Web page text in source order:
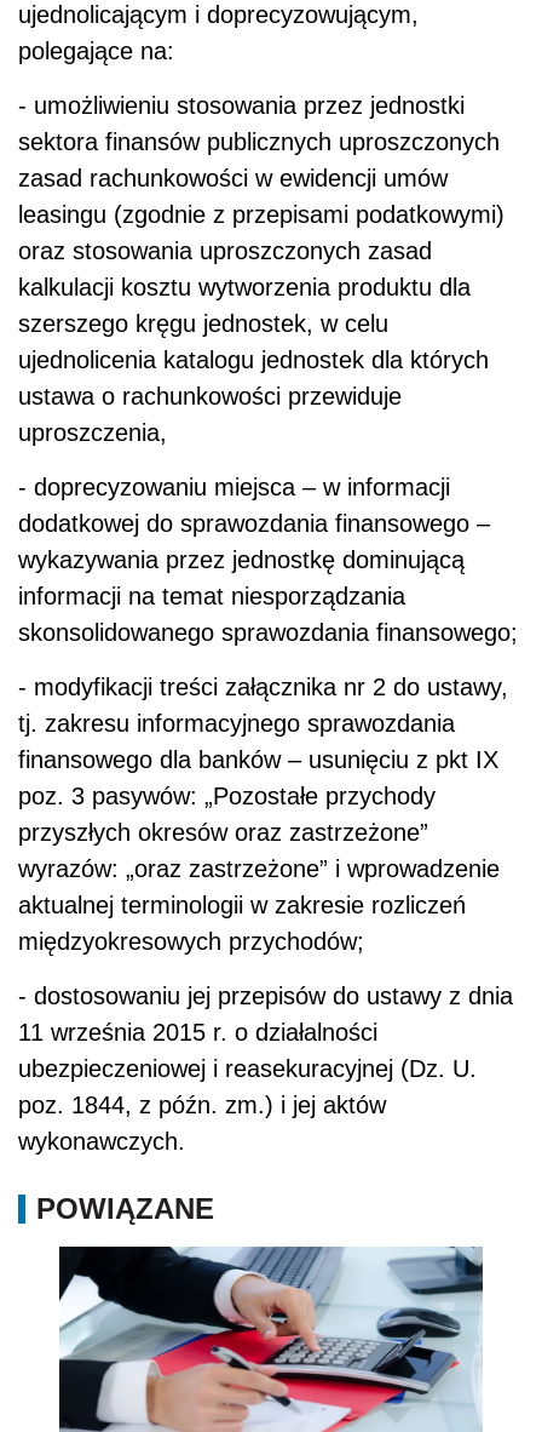
ujednolicającym i doprecyzowującym,
polegające na:
- umożliwieniu stosowania przez jednostki
sektora finansów publicznych uproszczonych
zasad rachunkowości w ewidencji umów
leasingu (zgodnie z przepisami podatkowymi)
oraz stosowania uproszczonych zasad
kalkulacji kosztu wytworzenia produktu dla
szerszego kręgu jednostek, w celu
ujednolicenia katalogu jednostek dla których
ustawa o rachunkowości przewiduje
uproszczenia,
- doprecyzowaniu miejsca – w informacji
dodatkowej do sprawozdania finansowego –
wykazywania przez jednostkę dominującą
informacji na temat niesporządzania
skonsolidowanego sprawozdania finansowego;
- modyfikacji treści załącznika nr 2 do ustawy,
tj. zakresu informacyjnego sprawozdania
finansowego dla banków – usunięciu z pkt IX
poz. 3 pasywów: „Pozostałe przychody
przyszłych okresów oraz zastrzeżone”
wyrazów: „oraz zastrzeżone” i wprowadzenie
aktualnej terminologii w zakresie rozliczeń
międzyokresowych przychodów;
- dostosowaniu jej przepisów do ustawy z dnia
11 września 2015 r. o działalności
ubezpieczeniowej i reasekuracyjnej (Dz. U.
poz. 1844, z późn. zm.) i jej aktów
wykonawczych.
POWIĄZANE